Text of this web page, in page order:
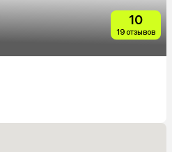
10
19 отзывов